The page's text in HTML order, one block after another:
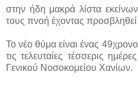
στην ήδη μακρά λίστα
τους πνοή έχοντας
Το νέο θύμα είναι ένας
τις τελευταίες τέσσερις
Γενικού Νοσοκομείου Χανίων.